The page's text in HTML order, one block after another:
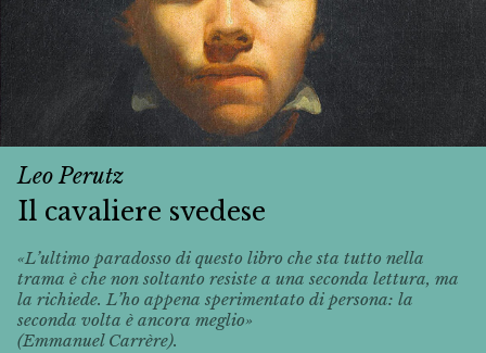
Leo Perutz
Il cavaliere svedese
«L’ultimo paradosso di questo libro che sta tutto nella
trama è che non soltanto resiste a una seconda lettura, ma
la richiede. L’ho appena sperimentato di persona: la
seconda volta è ancora meglio»
(Emmanuel Carrère).